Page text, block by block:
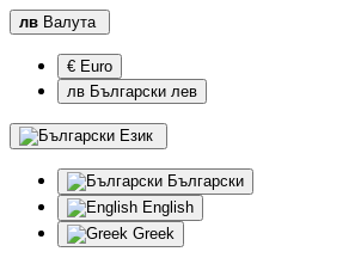
лв Валута
€ Euro
лв Български лев
Език
Български
English
Greek